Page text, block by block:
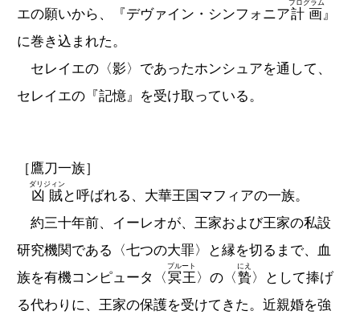
エの願いから、『デヴァイン・シンフォニア計画
プログラム
』
に巻き込まれた。
セレイエの〈影〉であったホンシュアを通して、
セレイエの『記憶』を受け取っている。
［鷹刀一族］
凶賊
ダリジィン
と呼ばれる、大華王国マフィアの一族。
約三十年前、イーレオが、王家および王家の私設
研究機関である〈七つの大罪〉と縁を切るまで、血
族を有機コンピュータ〈 冥王
プルート
〉の〈 贄
にえ
〉として捧げ
る代わりに、王家の保護を受けてきた。近親婚を強